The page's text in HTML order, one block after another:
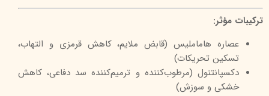
ترکیبات مؤثر:
عصاره هاماملیس (قابض ملایم، کاهش قرمزی و التهاب،
تسکین تحریکات)
دکسپانتنول (مرطوب‌کننده و ترمیم‌کننده سد دفاعی، کاهش
خشکی و سوزش)